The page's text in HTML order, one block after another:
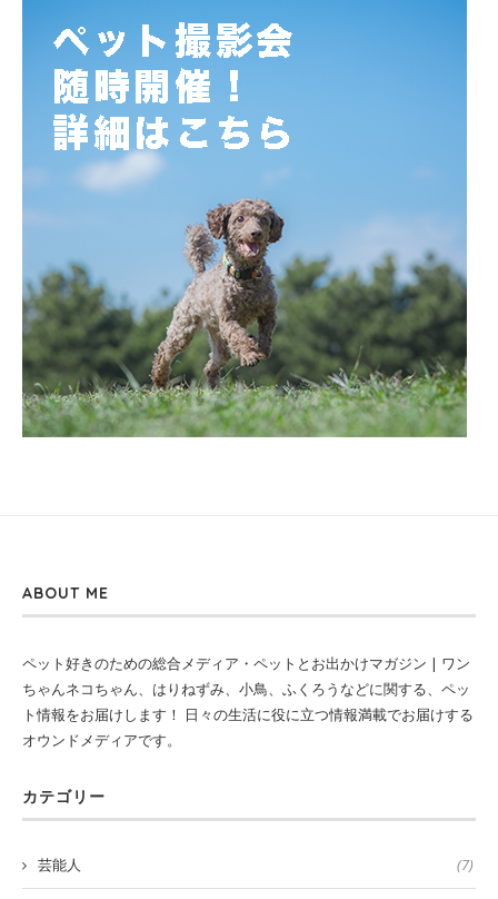
ABOUT ME
ペット好きのための総合メディア・ペットとお出かけマガジン | ワン
ちゃんネコちゃん、はりねずみ、小鳥、ふくろうなどに関する、ペッ
ト情報をお届けします！ 日々の生活に役に立つ情報満載でお届けする
オウンドメディアです。
カテゴリー
芸能人 (7)